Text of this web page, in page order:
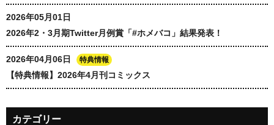
2026年05月01日
2026年2・3月期Twitter月例賞「#ホメバコ」結果発表！
2026年04月06日 特典情報
【特典情報】2026年4月刊コミックス
カテゴリー